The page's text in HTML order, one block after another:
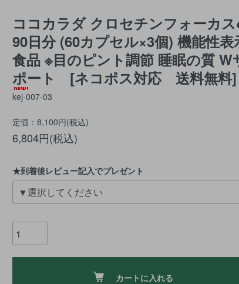
ココカラダ クロセチンフォーカ
90日分 (60カプセル×3個) 機能性表
食品 ※目のピント調節 睡眠の質 W
ポート [ネコポス対応 送料無料]
kej-007-03
定価：8,100円(税込)
6,804円(税込)
★到着後レビュー記入でプレゼント
カートに入れる